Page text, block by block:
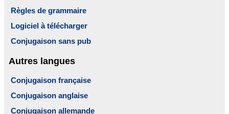
Règles de grammaire
Logiciel à télécharger
Conjugaison sans pub
Autres langues
Conjugaison française
Conjugaison anglaise
Conjugaison allemande